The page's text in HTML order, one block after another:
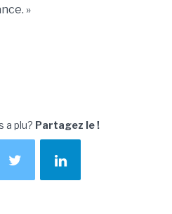
»
a plu? Partagez le !